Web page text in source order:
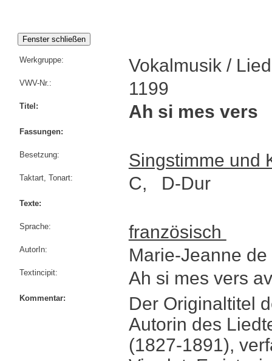
Werkgruppe: Vokalmusik /
VWV-Nr.: 1199
Titel: Ah si mes vers
Fassungen:
Besetzung: Singstimme und
Taktart, Tonart: C, D-Dur
Texte:
Sprache: französisch
AutorIn: Marie-Jeanne
Textincipit: Ah si mes vers
Kommentar:
Der Originaltitel
Autorin des
(1827-1891),